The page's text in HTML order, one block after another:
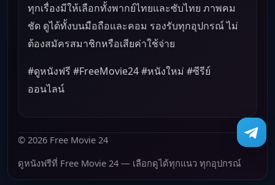
ทุกเรื่องมีให้เลือกทั้งพากย์ไทยและซับไทย ภาพคม
ชัด ดูได้ทั้งบนมือถือและคอม รองรับทุกอุปกรณ์ ไม่
ต้องสมัครสมาชิกหรือเสียค่าใช้จ่าย
#ดูหนังฟรี #FreeMovie24 #หนังใหม่ #ซีรีย์
ออนไลน์
© 2026 Free Movie 24
ดูหนังฟรีที่ Free Movie 24 — เลือกดูได้ทุกแนว ทุกอุปกรณ์